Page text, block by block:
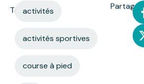
Tags:activités
activités sportives
course à pied
Partager: